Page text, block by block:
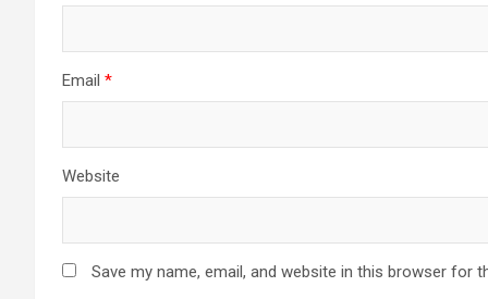
Email *
Website
Save my name, email, and website in this browser for